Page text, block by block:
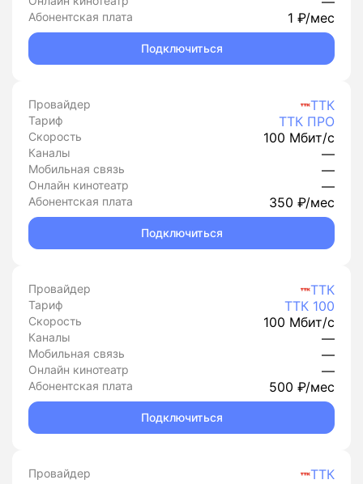
Абонентская плата 1 ₽/мес
Подключиться
Провайдер ТТК
Тариф ТТК ПРО
Скорость 100 Мбит/с
Каналы —
Мобильная связь —
Онлайн кинотеатр —
Абонентская плата 350 ₽/мес
Подключиться
Провайдер ТТК
Тариф ТТК 100
Скорость 100 Мбит/с
Каналы —
Мобильная связь —
Онлайн кинотеатр —
Абонентская плата 500 ₽/мес
Подключиться
Провайдер ТТК